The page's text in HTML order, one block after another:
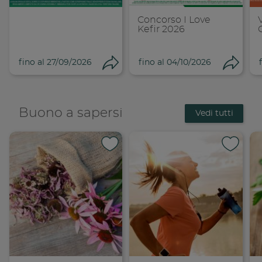
fino al 27/09/2026
Condividi su
Copia link
Concorso I Love
Kefir 2026
fino al 04/10/2026
Buono a sapersi Vedi tutti